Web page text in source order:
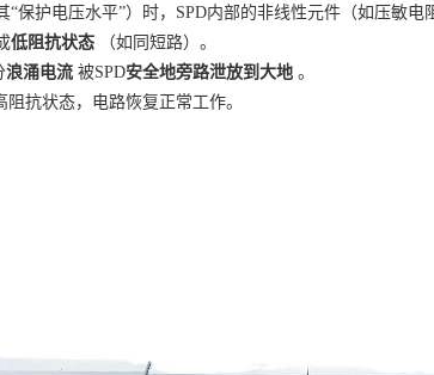
“保护电压水平”）时，SPD内部的非线性元件（如压敏
低阻抗状态
（如同短路）。
浪涌电流 被SPD安全地旁路泄放到大地 。
阻抗状态，电路恢复正常工作。